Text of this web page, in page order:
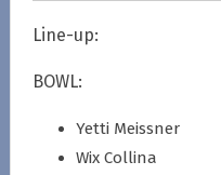
Line-up:
BOWL:
Yetti Meissner
Wix Collina